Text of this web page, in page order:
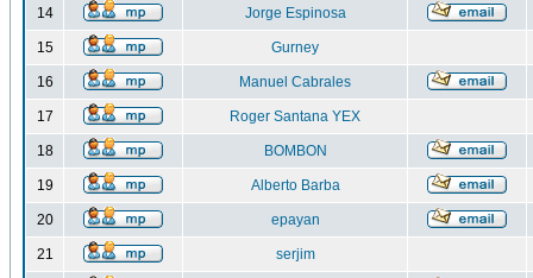
14 Jorge Espinosa
15 Gurney
16 Manuel Cabrales
17 Roger Santana YEX
18 BOMBON
19 Alberto Barba
20 epayan
21 serjim